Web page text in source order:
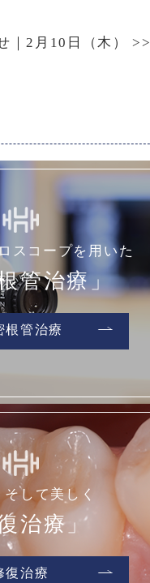
｜2月10日（木）>>
スコープを用いた
管治療」
根管治療
して美しく
治療」
復治療